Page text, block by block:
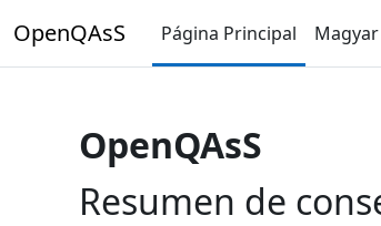
OpenQAsS Página Principal
OpenQAsS
Resumen de